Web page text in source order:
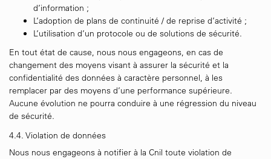
d’information ;
L’adoption de plans de continuité / de reprise d’activité ;
L’utilisation d’un protocole ou de solutions de sécurité.
En tout état de cause, nous nous engageons, en cas de
changement des moyens visant à assurer la sécurité et la
confidentialité des données à caractère personnel, à les
remplacer par des moyens d’une performance supérieure.
Aucune évolution ne pourra conduire à une régression du niveau
de sécurité.
4.4. Violation de données
Nous nous engageons à notifier à la Cnil toute violation de